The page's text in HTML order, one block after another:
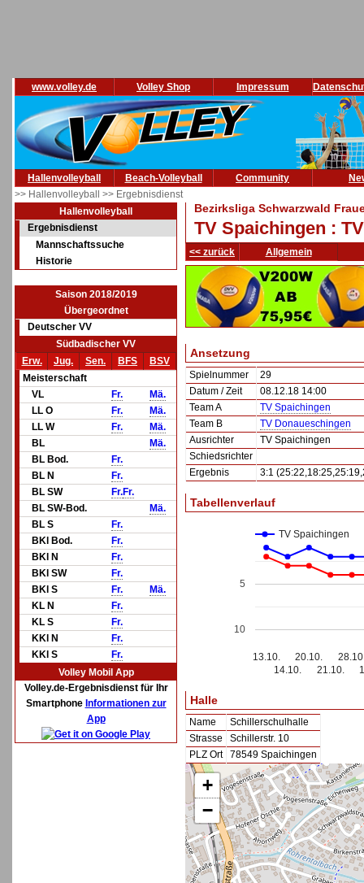
www.volley.de Volley Shop Impressum
Hallenvolleyball Beach-Volleyball Community
>> Hallenvolleyball >> Ergebnisdienst
Hallenvolleyball
Ergebnisdienst
Mannschaftssuche
Historie
Saison 2018/2019
Übergeordnet
Deutscher VV
Südbadischer VV
Erw.
Jug. Sen. BFS
BSV
Meisterschaft
VL
Fr.
Mä.
LL O
Fr.
Mä.
LL W
Fr.
Mä.
BL
Mä.
BL Bod.
Fr.
BL N
Fr.
BL SW
Fr.Fr.
BL SW-Bod.
Mä.
BL S
Fr.
BKl Bod.
Fr.
BKl N
Fr.
BKl SW
Fr.
BKl S
Fr.
Mä.
KL N
Fr.
KL S
Fr.
KKl N
Fr.
KKl S
Fr.
Volley Mobil App
Volley.de-Ergebnisdienst für Ihr
Smartphone Informationen zur
App
Bezirksliga Schwarzwald
TV Spaichingen :
<< zurück Allgemein
Ansetzung
Spielnummer
29
Datum / Zeit
08.12.18 14:00
Team A
TV Spaichingen
Team B
TV Donaueschingen
Ausrichter
TV Spaichingen
Schiedsrichter
Ergebnis
3:1
Tabellenverlauf
TV Spaichingen
13.10.
14.10.
20.10.
21.10.
5
10
Halle
Name
Schillerschulhalle
Strasse
Schillerstr. 10
PLZ Ort
78549 Spaichingen
+
−